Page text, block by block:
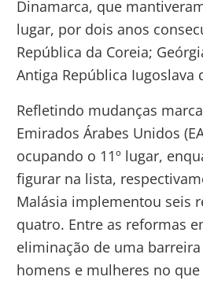
Dinamarca, que
lugar, por dois anos
República da Coreia;
Antiga República Iugoslava
Refletindo mudanças
Emirados Árabes Unidos
ocupando o 11º lugar,
figurar na lista,
Malásia implementou seis
quatro. Entre as reformas
eliminação de uma
homens e mulheres no